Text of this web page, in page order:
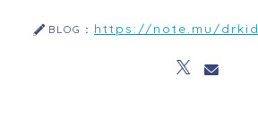
BLOG： https://note.mu/drkid